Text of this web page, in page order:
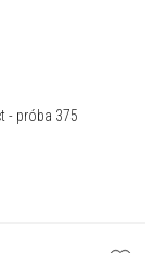
- ważki - 0,02 ct - próba 375